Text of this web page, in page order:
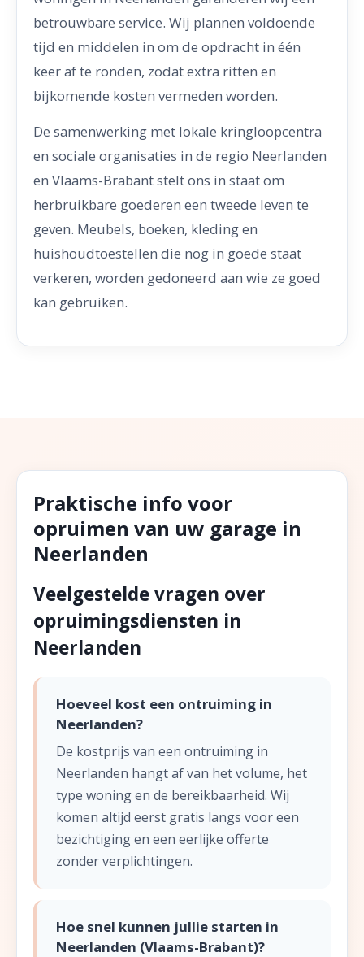
betrouwbare service. Wij plannen voldoende
tijd en middelen in om de opdracht in één
keer af te ronden, zodat extra ritten en
bijkomende kosten vermeden worden.
De samenwerking met lokale kringloopcentra
en sociale organisaties in de regio Neerlanden
en Vlaams-Brabant stelt ons in staat om
herbruikbare goederen een tweede leven te
geven. Meubels, boeken, kleding en
huishoudtoestellen die nog in goede staat
verkeren, worden gedoneerd aan wie ze goed
kan gebruiken.
Praktische info voor
opruimen van uw garage in
Neerlanden
Veelgestelde vragen over
opruimingsdiensten in
Neerlanden
Hoeveel kost een ontruiming in
Neerlanden?
De kostprijs van een ontruiming in
Neerlanden hangt af van het volume, het
type woning en de bereikbaarheid. Wij
komen altijd eerst gratis langs voor een
bezichtiging en een eerlijke offerte
zonder verplichtingen.
Hoe snel kunnen jullie starten in
Neerlanden (Vlaams-Brabant)?